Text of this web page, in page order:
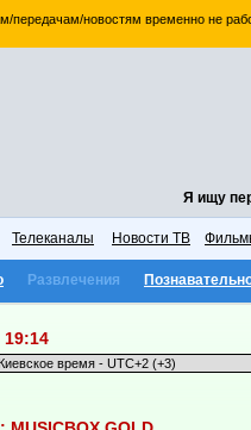
новостям временно не
Я ищу
Телеканалы Новости ТВ
Развлечения